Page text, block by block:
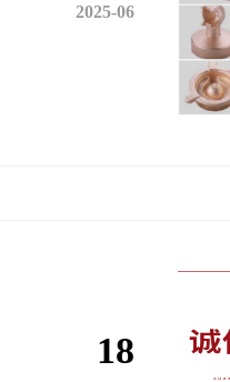
2025-06
18